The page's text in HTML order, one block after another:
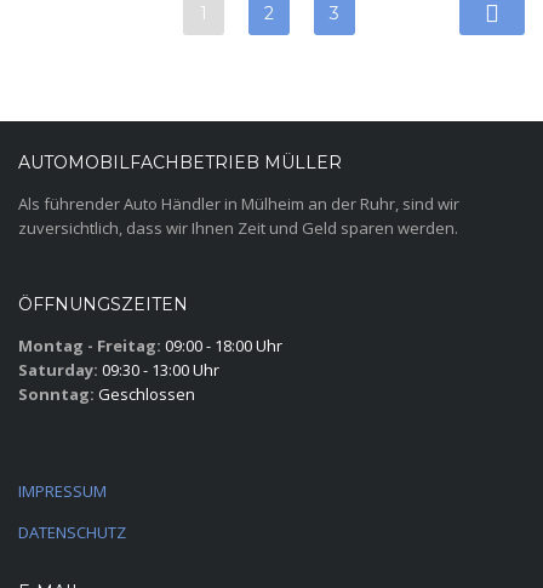
1 2 3
AUTOMOBILFACHBETRIEB MÜLLER
Als führender Auto Händler in Mülheim an der Ruhr, sind wir
zuversichtlich, dass wir Ihnen Zeit und Geld sparen werden.
ÖFFNUNGSZEITEN
Montag - Freitag: 09:00 - 18:00 Uhr
Saturday: 09:30 - 13:00 Uhr
Sonntag: Geschlossen
IMPRESSUM
DATENSCHUTZ